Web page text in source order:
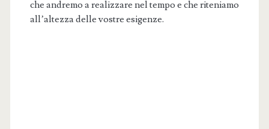
che andremo a realizzare nel tempo e che riteniamo
all’altezza delle vostre esigenze.